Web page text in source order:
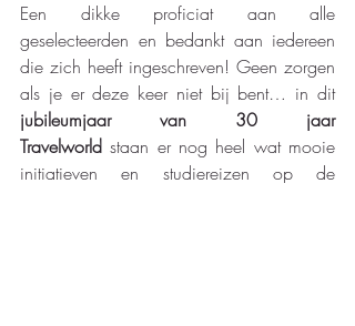
Een dikke proficiat aan alle
geselecteerden en bedankt aan iedereen
die zich heeft ingeschreven! Geen zorgen
als je er deze keer niet bij bent… in dit
jubileumjaar van 30 jaar
Travelworld staan er nog heel wat mooie
initiatieven en studiereizen op de